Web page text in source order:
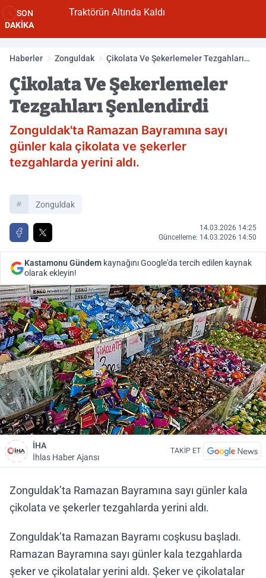
SON
DAKİKA
Traktörün Altında Kaldı
Haberler Zonguldak
Çikolata Ve Şekerlemeler Tezgahları
Çikolata Ve Şekerlemeler
Tezgahları Şenlendirdi
Zonguldak'ta Ramazan Bayramına sayı
günler kala çikolata ve şekerler
tezgahlarda yerini aldı.
Zonguldak
14.03.2026 14:25
Güncelleme: 14.03.2026 14:50
Kastamonu Gündem kaynağını Google'da tercih edilen kaynak
olarak ekleyin!
İHA
İhlas Haber Ajansı
TAKİP ET
Zonguldak’ta Ramazan Bayramına sayı günler kala
çikolata ve şekerler tezgahlarda yerini aldı.
Zonguldak’ta Ramazan Bayramı coşkusu başladı.
Ramazan Bayramına sayı günler kala tezgahlarda
şeker ve çikolatalar yerini aldı. Şeker ve çikolatalar